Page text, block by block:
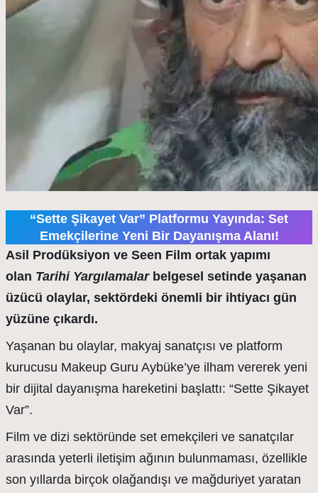
“Sette Şikayet Var” Platformu Yayında: Set
Emekçilerine Yeni Bir Dayanışma Alanı!
Asil Prodüksiyon ve Seen Film ortak yapımı
olan Tarihi Yargılamalarbelgesel setinde yaşanan
üzücü olaylar, sektördeki önemli bir ihtiyacı gün
yüzüne çıkardı.
Yaşanan bu olaylar, makyaj sanatçısı ve platform
kurucusu Makeup Guru Aybüke’ye ilham vererek yeni
bir dijital dayanışma hareketini başlattı: “Sette Şikayet
Var”.
Film ve dizi sektöründe set emekçileri ve sanatçılar
arasında yeterli iletişim ağının bulunmaması, özellikle
son yıllarda birçok olağandışı ve mağduriyet yaratan